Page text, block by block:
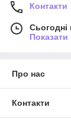
Контакти
Показати
Про нас
Контакти